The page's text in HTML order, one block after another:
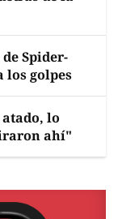
Spider-
los golpes
lo
ahí"